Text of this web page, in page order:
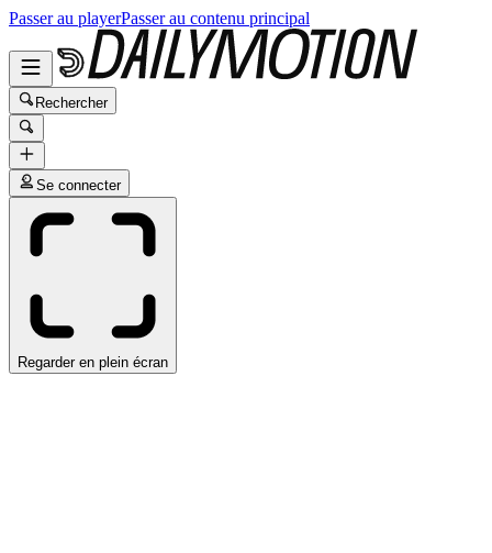
Passer au playerPasser au contenu principal
Rechercher
Se connecter
Regarder en plein écran